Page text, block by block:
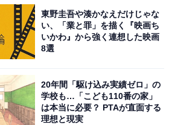
東野圭吾や湊かなえだけじゃな
い、「業と罪」を描く『映画ち
いかわ』から強く連想した映画
8選
20年間「駆け込み実績ゼロ」の
学校も…「こども110番の家」
は本当に必要？ PTAが直面する
理想と現実